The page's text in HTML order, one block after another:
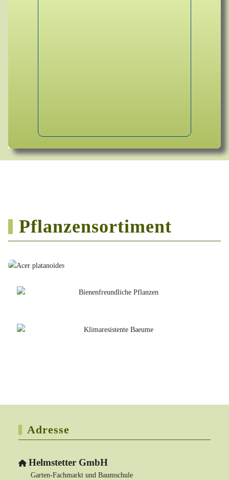
Pflanzensortiment
Adresse
Helmstetter GmbH
Garten-Fachmarkt und Baumschule